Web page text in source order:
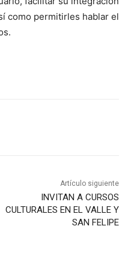
como permitirles hablar el
Artículo siguiente
INVITAN A CURSOS
CULTURALES EN EL VALLE Y
SAN FELIPE